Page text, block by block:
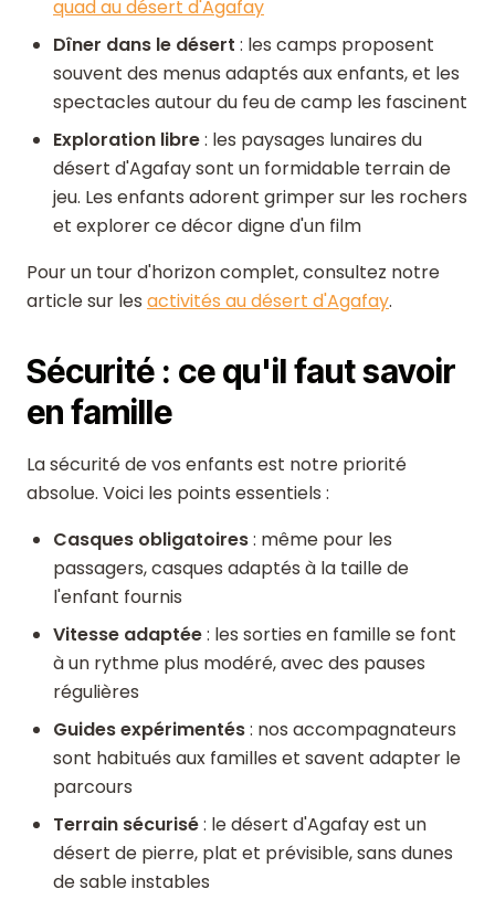
quad au désert d'Agafay
Dîner dans le désert : les camps proposent
souvent des menus adaptés aux enfants, et les
spectacles autour du feu de camp les fascinent
Exploration libre: les paysages lunaires du
désert d'Agafay sont un formidable terrain de
jeu. Les enfants adorent grimper sur les rochers
et explorer ce décor digne d'un film
Pour un tour d'horizon complet, consultez notre
article sur les activités au désert d'Agafay.
Sécurité : ce qu'il faut savoir
en famille
La sécurité de vos enfants est notre priorité
absolue. Voici les points essentiels :
Casques obligatoires: même pour les
passagers, casques adaptés à la taille de
l'enfant fournis
Vitesse adaptée: les sorties en famille se font
à un rythme plus modéré, avec des pauses
régulières
Guides expérimentés: nos accompagnateurs
sont habitués aux familles et savent adapter le
parcours
Terrain sécurisé: le désert d'Agafay est un
désert de pierre, plat et prévisible, sans dunes
de sable instables